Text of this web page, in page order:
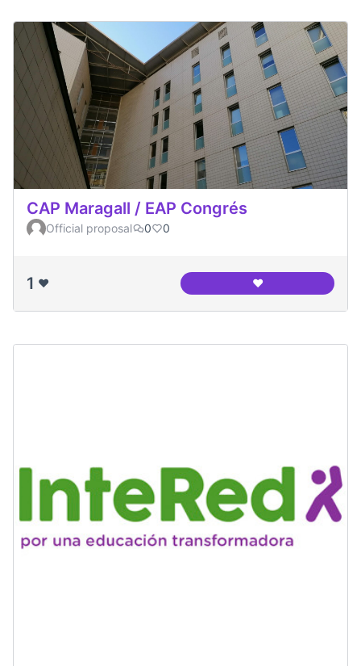
CAP Maragall / EAP Congrés
Official proposal 0 0
1 ❤️ ❤️CAP Maragall /